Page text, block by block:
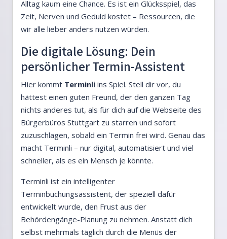
Alltag kaum eine Chance. Es ist ein Glücksspiel, das
Zeit, Nerven und Geduld kostet – Ressourcen, die
wir alle lieber anders nutzen würden.
Die digitale Lösung: Dein
persönlicher Termin-Assistent
Hier kommt Terminli ins Spiel. Stell dir vor, du
hättest einen guten Freund, der den ganzen Tag
nichts anderes tut, als für dich auf die Webseite des
Bürgerbüros Stuttgart zu starren und sofort
zuzuschlagen, sobald ein Termin frei wird. Genau das
macht Terminli – nur digital, automatisiert und viel
schneller, als es ein Mensch je könnte.
Terminli ist ein intelligenter
Terminbuchungsassistent, der speziell dafür
entwickelt wurde, den Frust aus der
Behördengänge-Planung zu nehmen. Anstatt dich
selbst mehrmals täglich durch die Menüs der